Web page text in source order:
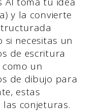
y la convierte
si necesitas un
de escritura
un
de dibujo para
estas
conjeturas.